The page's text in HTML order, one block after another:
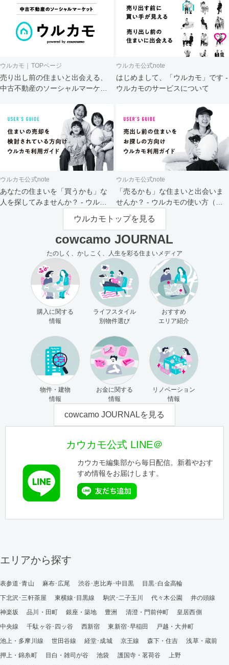
ウルカモ｜TOPページ
売り出し前の住まいと出会える、
中古不動産のソーシャルマーケッ
ウルカモ公式note
はじめまして、「ウルカモ」です -
ウルカモのサービスについて
ウルカモ公式note
あなたの住まいを「買うかも」な
人を探してみませんか？ - ウルカ
ウルカモ公式note
「売るかも」な住まいと出会いま
せんか？ - ウルカモの使い方（買
主さま向け）
ウルカモトップを見る
cowcamo JOURNAL
たのしく、かしこく、人生を彩る住まいメディア
購入に関する
情報
ライフスタイル
別物件選び
おすすめ
エリア紹介
物件・建物
情報
お金に関する
情報
リノベーション
情報
cowcamo JOURNALを見る
カウカモ公式 LINE＠
カウカモ編集部から毎日配信。新着やおす
すめ情報をお届けします。
エリアから探す
表参道･青山 麻布･広尾 渋谷･恵比寿･中目黒
目黒･白金高輪
下北沢･三軒茶屋
東横線･目黒線 駒沢･二子玉川 代々木公園
井の頭線
神楽坂
品川・田町 銀座・築地 豊洲 清澄・門前仲町
皇居西側
中央線
千駄ヶ谷･四ッ谷 西新宿 東新宿･早稲田
戸越・大井町
池上・多摩川線
世田谷線 経堂･成城 京王線 森下・住吉
浅草・蔵前
押上・錦糸町
目白・雑司が谷 池袋 護国寺・茗荷谷
上野